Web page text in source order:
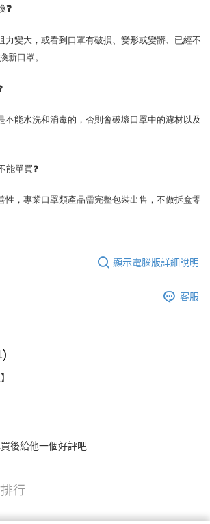
❓
力變大，或看到口罩有破損、變形或變髒、已經不
新口罩。
不能水洗和消毒的，否則會破壞口罩中的濾材以及
能單買❓
性，專業口罩類產品需完整包裝出售，不做拆盒零
顯示電腦版詳細說明
客服
後給他一個好評吧
行